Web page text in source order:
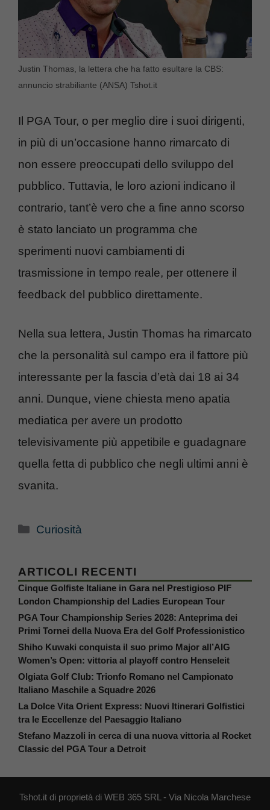
Justin Thomas, la lettera che ha fatto esultare la CBS:
annuncio strabiliante (ANSA) Tshot.it
Il PGA Tour, o per meglio dire i suoi dirigenti,
in più di un’occasione hanno rimarcato di
non essere preoccupati dello sviluppo del
pubblico. Tuttavia, le loro azioni indicano il
contrario, tant’è vero che a fine anno scorso
è stato lanciato un programma che
sperimenti nuovi cambiamenti di
trasmissione in tempo reale, per ottenere il
feedback del pubblico direttamente.
Nella sua lettera, Justin Thomas ha rimarcato
che la personalità sul campo era il fattore più
interessante per la fascia d’età dai 18 ai 34
anni. Dunque, viene chiesta meno apatia
mediatica per avere un prodotto
televisivamente più appetibile e guadagnare
quella fetta di pubblico che negli ultimi anni è
svanita.
Categorie
Curiosità
ARTICOLI RECENTI
Cinque Golfiste Italiane in Gara nel Prestigioso PIF
London Championship del Ladies European Tour
PGA Tour Championship Series 2028: Anteprima dei
Primi Tornei della Nuova Era del Golf Professionistico
Shiho Kuwaki conquista il suo primo Major all’AIG
Women’s Open: vittoria al playoff contro Henseleit
Olgiata Golf Club: Trionfo Romano nel Campionato
Italiano Maschile a Squadre 2026
La Dolce Vita Orient Express: Nuovi Itinerari Golfistici
tra le Eccellenze del Paesaggio Italiano
Stefano Mazzoli in cerca di una nuova vittoria al Rocket
Classic del PGA Tour a Detroit
Tshot.it di proprietà di WEB 365 SRL - Via Nicola Marchese